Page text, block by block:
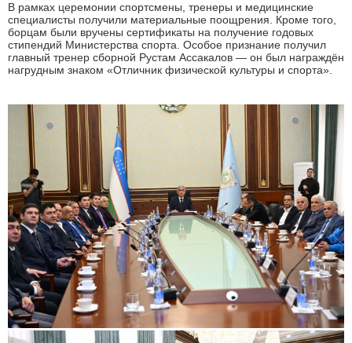
В рамках церемонии спортсмены, тренеры и медицинские
специалисты получили материальные поощрения. Кроме того,
борцам были вручены сертификаты на получение годовых
стипендий Министерства спорта. Особое признание получил
главный тренер сборной Рустам Ассакалов — он был награждён
нагрудным знаком «Отличник физической культуры и спорта».